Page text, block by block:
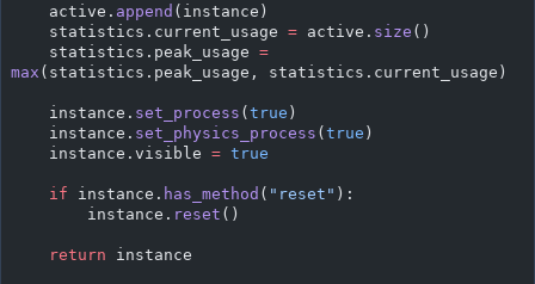
    active.
append (instance)
    statistics.current_usage
= active. size ()
    statistics.peak_usage
=
max (statistics.peak_usage, statistics.current_usage)
    instance.
set_process ( true )
    instance.
set_physics_process ( true )
    instance.visible
= true
    if
instance. has_method ( "reset" ):
        instance.
reset ()
    return
instance